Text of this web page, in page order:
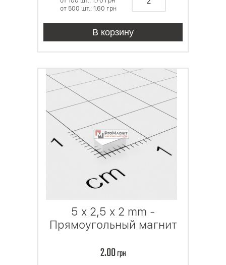
от 500 шт.: 1.60 грн
В корзину
5 x 2,5 x 2 mm -
Прямоугольный магнит
2.00грн